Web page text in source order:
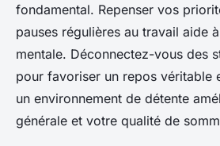
fondamental. Repenser vos
pauses régulières au travail aide
mentale. Déconnectez-vous des
pour favoriser un repos véritable
un environnement de détente
générale et votre qualité de